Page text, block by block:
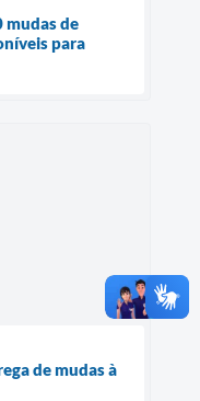
de
para
de mudas à